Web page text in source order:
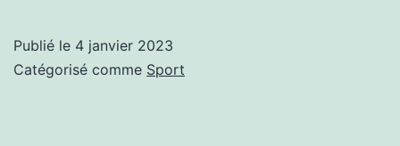
démangeaisons
Publié le 4 janvier 2023
Catégorisé comme Sport